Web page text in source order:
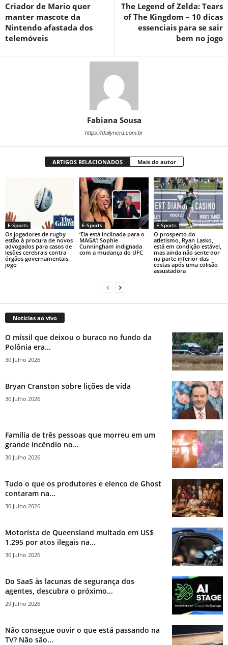
Criador de Mario quer
manter mascote da
Nintendo afastada dos
telemóveis
The Legend of Zelda: Tears
of The Kingdom – 10 dicas
essenciais para se sair
bem no jogo
Fabiana Sousa
https://dailynerd.com.br
ARTIGOS RELACIONADOS Mais do autor
E-Sports
Os jogadores de rugby
estão à procura de novos
advogados para casos de
lesões cerebrais contra
órgãos governamentais.
jogo
E-Sports
‘Ela está inclinada para o
MAGA’: Sophie
Cunningham indignada
com a mudança do UFC
E-Sports
O prospecto do
atletismo, Ryan Lasko,
está em condição estável,
mas ainda não sente dor
na parte inferior das
costas após uma colisão
assustadora
Notícias ao vivo
O míssil que deixou o buraco no fundo da
Polônia era...
30 Julho 2026
Bryan Cranston sobre lições de vida
30 Julho 2026
Família de três pessoas que morreu em um
grande incêndio no...
30 Julho 2026
Tudo o que os produtores e elenco de Ghost
contaram na...
30 Julho 2026
Motorista de Queensland multado em US$
1.295 por atos ilegais na...
30 Julho 2026
Do SaaS às lacunas de segurança dos
agentes, descubra o próximo...
29 Julho 2026
Não consegue ouvir o que está passando na
TV? Não são...